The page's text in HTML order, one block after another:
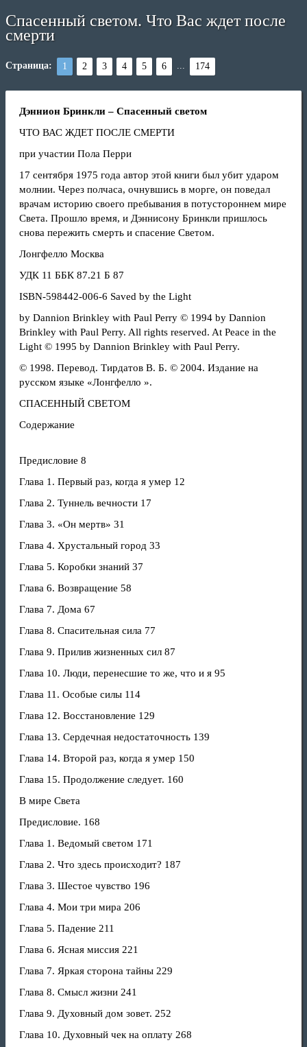
Спасенный светом. Что Вас ждет после
смерти
Страница: 1 2 3 4 5 6 ... 174
Дэннион Бринкли – Спасенный светом
ЧТО ВАС ЖДЕТ ПОСЛЕ СМЕРТИ
при участии Пола Перри
17 сентября 1975 года автор этой книги был убит ударом
молнии. Через полчаса, очнувшись в морге, он поведал
врачам историю своего пребывания в потустороннем мире
Света. Прошло время, и Дэннисону Бринкли пришлось
снова пережить смерть и спасение Светом.
Лонгфелло Москва
УДК 11 ББК 87.21 Б 87
ISBN-598442-006-6 Saved by the Light
by Dannion Brinkley with Paul Perry © 1994 by Dannion
Brinkley with Paul Perry. All rights reserved. At Peace in the
Light © 1995 by Dannion Brinkley with Paul Perry.
© 1998. Перевод. Тирдатов В. Б. © 2004. Издание на
русском языке «Лонгфелло ».
СПАСЕННЫЙ СВЕТОМ
Содержание
Предисловие 8
Глава 1. Первый раз, когда я умер 12
Глава 2. Туннель вечности 17
Глава 3. «Он мертв» 31
Глава 4. Хрустальный город 33
Глава 5. Коробки знаний 37
Глава 6. Возвращение 58
Глава 7. Дома 67
Глава 8. Спасительная сила 77
Глава 9. Прилив жизненных сил 87
Глава 10. Люди, перенесшие то же, что и я 95
Глава 11. Особые силы 114
Глава 12. Восстановление 129
Глава 13. Сердечная недостаточность 139
Глава 14. Второй раз, когда я умер 150
Глава 15. Продолжение следует. 160
В мире Света
Предисловие. 168
Глава 1. Ведомый светом 171
Глава 2. Что здесь происходит? 187
Глава 3. Шестое чувство 196
Глава 4. Мои три мира 206
Глава 5. Падение 211
Глава 6. Ясная миссия 221
Глава 7. Яркая сторона тайны 229
Глава 8. Смысл жизни 241
Глава 9. Духовный дом зовет. 252
Глава 10. Духовный чек на оплату 268